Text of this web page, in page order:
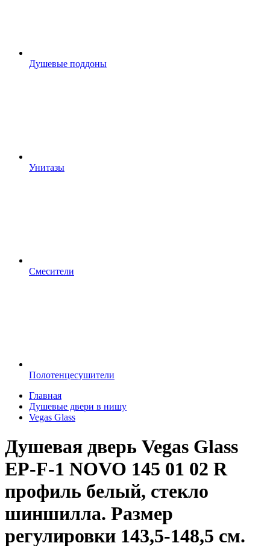
Душевые поддоны
Унитазы
Смесители
Полотенцесушители
Главная
Душевые двери в нишу
Vegas Glass
Душевая дверь Vegas Glass
EP-F-1 NOVO 145 01 02 R
профиль белый, стекло
шиншилла. Размер
регулировки 143,5-148,5 см.